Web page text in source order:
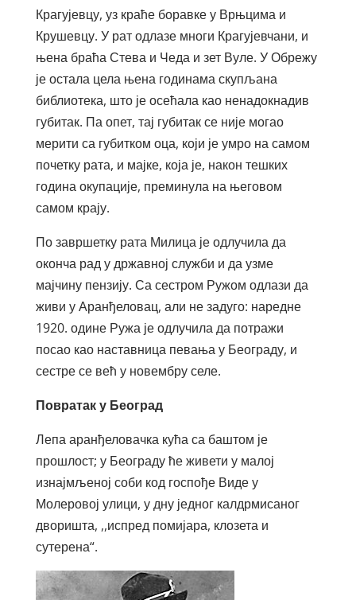
Крагујевцу, уз краће боравке у Врњцима и
Крушевцу. У рат одлазе многи Крагујевчани, и
њена браћа Стева и Чеда и зет Вуле. У Обрежу
је остала цела њена годинама скупљана
библиотека, што је осећала као ненадокнадив
губитак. Па опет, тај губитак се није могао
мерити са губитком оца, који је умро на самом
почетку рата, и мајке, која је, након тешких
година окупације, преминула на његовом
самом крају.
По завршетку рата Милица је одлучила да
оконча рад у државној служби и да узме
мајчину пензију. Са сестром Ружом одлази да
живи у Аранђеловац, али не задуго: наредне
1920. одине Ружа је одлучила да потражи
посао као наставница певања у Београду, и
сестре се већ у новембру селе.
Повратак у Београд
Лепа аранђеловачка кућа са баштом је
прошлост; у Београду ће живети у малој
изнајмљеној соби код госпође Виде у
Молеровој улици, у дну једног калдрмисаног
дворишта, ,,испред помијара, клозета и
сутерена“.